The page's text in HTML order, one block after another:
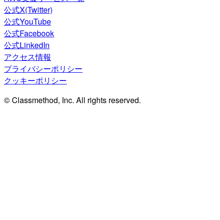
公式X(Twitter)
公式YouTube
公式Facebook
公式LinkedIn
アクセス情報
プライバシーポリシー
クッキーポリシー
© Classmethod, Inc. All rights reserved.